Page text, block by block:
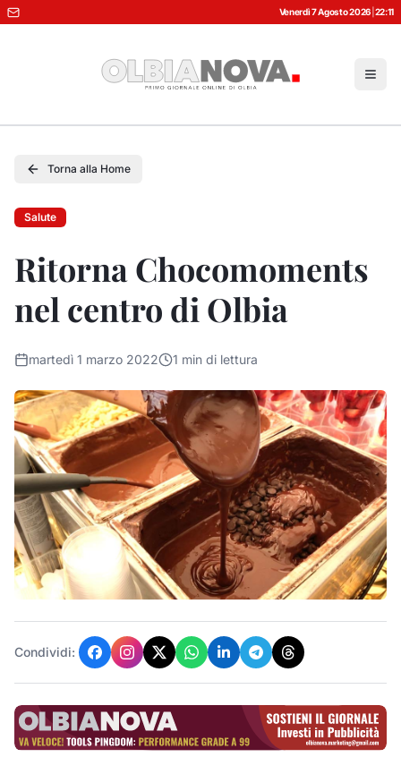
Venerdì 7 Agosto 2026 22:11
Torna alla Home
Salute
Ritorna Chocomoments
nel centro di Olbia
martedì 1 marzo 2022 1 min di lettura
Condividi: